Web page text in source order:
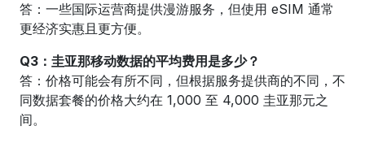
答：一些国际运营商提供漫游服务，但使用 eSIM 通常
更经济实惠且更方便。
Q3：圭亚那移动数据的平均费用是多少？
答：价格可能会有所不同，但根据服务提供商的不同，不
同数据套餐的价格大约在 1,000 至 4,000 圭亚那元之
间。